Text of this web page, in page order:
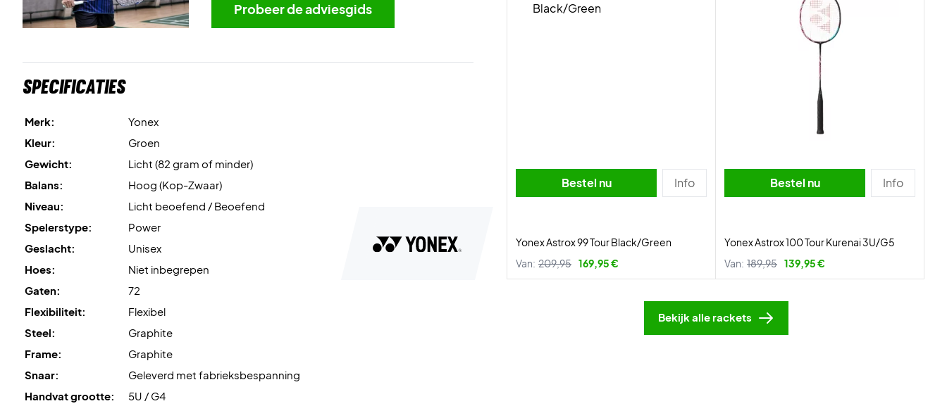
Probeer de adviesgids
Specificaties
Merk:
Yonex
Kleur:
Groen
Gewicht:
Licht (82 gram of minder)
Balans:
Hoog (Kop-Zwaar)
Niveau:
Licht beoefend / Beoefend
Spelerstype:
Power
Geslacht:
Unisex
Hoes:
Niet inbegrepen
Gaten:
72
Flexibiliteit:
Flexibel
Steel:
Graphite
Frame:
Graphite
Snaar:
Geleverd met fabrieksbespanning
Handvat grootte:
5U / G4
Bestel nu Info
Yonex Astrox 99 Tour Black/Green
Van: 209,95 169,95 €
Bestel nu Info
Yonex Astrox 100 Tour Kurenai 3U/G5
Van: 189,95 139,95 €
Bekijk alle rackets